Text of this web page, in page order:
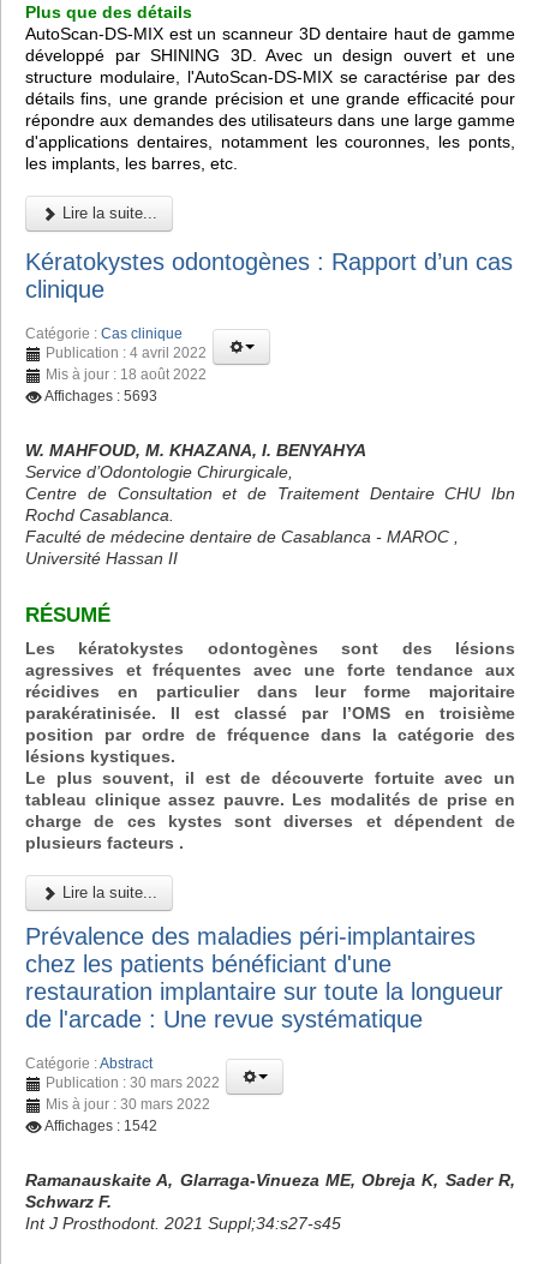
Plus que des détails
AutoScan-DS-MIX est un scanneur 3D dentaire haut de gamme
développé par SHINING 3D. Avec un design ouvert et une
structure modulaire, l'AutoScan-DS-MIX se caractérise par des
détails fins, une grande précision et une grande efficacité pour
répondre aux demandes des utilisateurs dans une large gamme
d'applications dentaires, notamment les couronnes, les ponts,
les implants, les barres, etc.
Lire la suite...
Kératokystes odontogènes : Rapport d’un cas
clinique
Catégorie : Cas clinique
Publication : 4 avril 2022
Mis à jour : 18 août 2022
Affichages : 5693
W. MAHFOUD, M. KHAZANA, I. BENYAHYA
Service d’Odontologie Chirurgicale,
Centre de Consultation et de Traitement Dentaire CHU Ibn
Rochd Casablanca.
Faculté de médecine dentaire de Casablanca - MAROC ,
Université Hassan II
RÉSUMÉ
Les kératokystes odontogènes sont des lésions
agressives et fréquentes avec une forte tendance aux
récidives en particulier dans leur forme majoritaire
parakératinisée. Il est classé par l’OMS en troisième
position par ordre de fréquence dans la catégorie des
lésions kystiques.
Le plus souvent, il est de découverte fortuite avec un
tableau clinique assez pauvre. Les modalités de prise en
charge de ces kystes sont diverses et dépendent de
plusieurs facteurs .
Lire la suite...
Prévalence des maladies péri-implantaires
chez les patients bénéficiant d'une
restauration implantaire sur toute la longueur
de l'arcade : Une revue systématique
Catégorie :Abstract
Publication : 30 mars 2022
Mis à jour : 30 mars 2022
Affichages : 1542
Ramanauskaite A, Glarraga-Vinueza ME, Obreja K, Sader R,
Schwarz F.
Int J Prosthodont. 2021 Suppl;34:s27-s45